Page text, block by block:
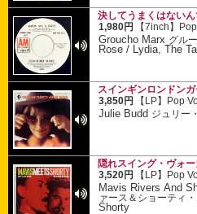
決してうまくはない
1,980円
【7inch】
Groucho Marx グル
Rose / Lydia, The
スインギンロンドンガ
3,850円
【LP】 Pop
Julie Budd ジュリー
隠れスイング・ヴォー
3,520円
【LP】 Pop
Mavis Rivers And
ァース＆ショーティ
Shorty